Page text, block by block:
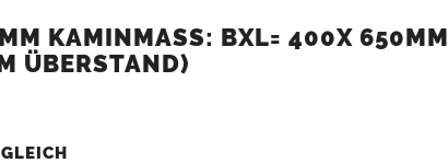
KAMINMASS: BXL= 400X 650MM (
ÜBERSTAND)